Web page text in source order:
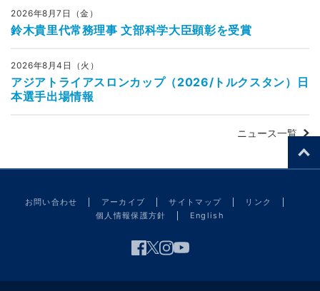
2026年8月7日（金）
鈴木貴里代常務理事 文部科学大臣顕彰を受賞
2026年8月4日（火）
アジアトライアスロンカップ（2026/トルクスタン）日
本選手出場情報
ニュース一覧
お問い合わせ アーカイブ サイトマップ
リンク
個人情報保護方針
English